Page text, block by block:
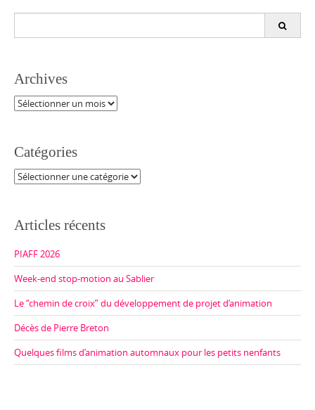
Archives
Archives
Catégories
Catégories
Articles récents
PIAFF 2026
Week-end stop-motion au Sablier
Le “chemin de croix” du développement de projet d’animation
Décès de Pierre Breton
Quelques films d’animation automnaux pour les petits nenfants